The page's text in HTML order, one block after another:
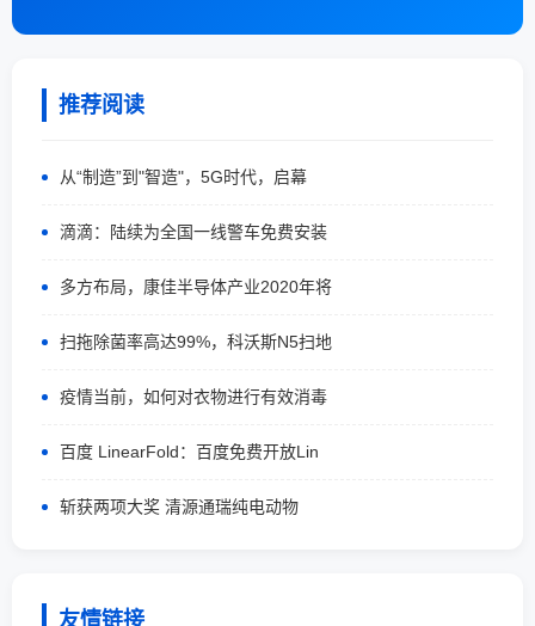
推荐阅读
从“制造”到"智造"，5G时代，启幕
滴滴：陆续为全国一线警车免费安装
多方布局，康佳半导体产业2020年将
扫拖除菌率高达99%，科沃斯N5扫地
疫情当前，如何对衣物进行有效消毒
百度 LinearFold：百度免费开放Lin
斩获两项大奖 清源通瑞纯电动物
友情链接